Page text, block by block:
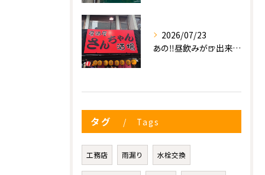
2026/07/23
あの‼️昼飲みが🍺出来る😍✨
タグ Tags
工務店 雨漏り 水栓交換